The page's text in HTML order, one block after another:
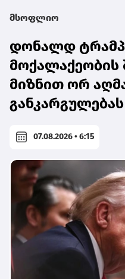
მსოფლიო
დონალდ
მოქალაქეობის
მიზნით ორ
07.08.2026 • 6:15